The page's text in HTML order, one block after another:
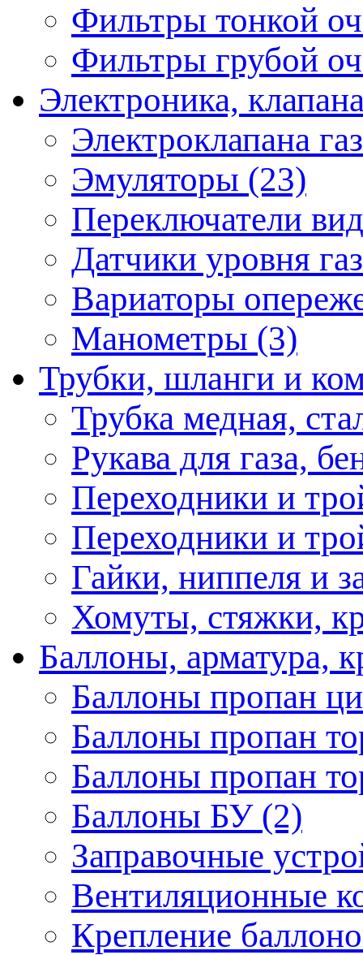
Фильтры тонкой
Фильтры грубой
Электроника,
Электроклапана
Эмуляторы (23)
Переключатели
Датчики уровня
Вариаторы
Манометры (3)
Трубки, шланги и
Трубка медная,
Рукава для газа,
Переходники и
Переходники и
Гайки, ниппеля и
Хомуты, стяжки,
Баллоны, арматура,
Баллоны пропан
Баллоны пропан
Баллоны пропан
Баллоны БУ (2)
Заправочные
Вентиляционные
Крепление